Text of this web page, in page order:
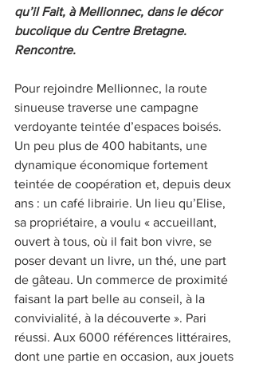
qu’il Fait, à Mellionnec, dans le décor
bucolique du Centre Bretagne.
Rencontre.
Pour rejoindre Mellionnec, la route
sinueuse traverse une campagne
verdoyante teintée d’espaces boisés.
Un peu plus de 400 habitants, une
dynamique économique fortement
teintée de coopération et, depuis deux
ans : un café librairie. Un lieu qu’Elise,
sa propriétaire, a voulu « accueillant,
ouvert à tous, où il fait bon vivre, se
poser devant un livre, un thé, une part
de gâteau. Un commerce de proximité
faisant la part belle au conseil, à la
convivialité, à la découverte ». Pari
réussi. Aux 6000 références littéraires,
dont une partie en occasion, aux jouets